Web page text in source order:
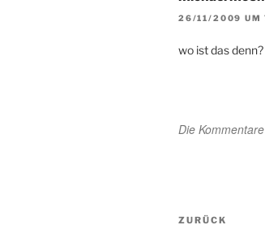
26/11/2009 UM
wo ist das denn?
Die
Vorheriger
ZURÜCK